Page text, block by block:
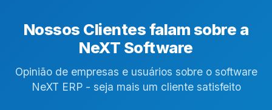
Nossos Clientes falam sobre a
NeXT Software
Opinião de empresas e usuários sobre o software
NeXT ERP - seja mais um cliente satisfeito